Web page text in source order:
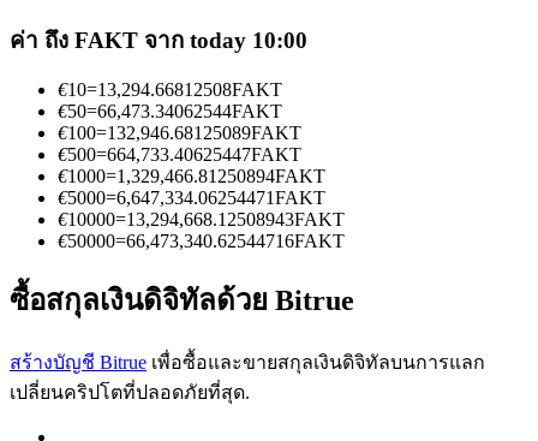
ข้อมูล
การวิเคราะห์ข้อมูลขนาดใหญ่ รวมถึงข้อมูลการค้า ฯลฯ
ค่า ถึง FAKT จาก today 10:00
€10=13,294.66812508FAKT
€50=66,473.34062544FAKT
€100=132,946.68125089FAKT
€500=664,733.40625447FAKT
€1000=1,329,466.81250894FAKT
€5000=6,647,334.06254471FAKT
€10000=13,294,668.12508943FAKT
€50000=66,473,340.62544716FAKT
ซื้อสกุลเงินดิจิทัลด้วย Bitrue
สร้างบัญชี Bitrue เพื่อซื้อและขายสกุลเงินดิจิทัลบนการแลก
เปลี่ยนคริปโตที่ปลอดภัยที่สุด.